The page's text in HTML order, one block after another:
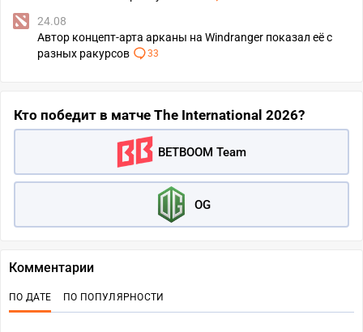
24.08
Автор концепт-арта арканы на Windranger показал её с
разных ракурсов
33
Кто победит в матче The International 2026?
BETBOOM Team
OG
Комментарии
ПО ДАТЕ ПО ПОПУЛЯРНОСТИ